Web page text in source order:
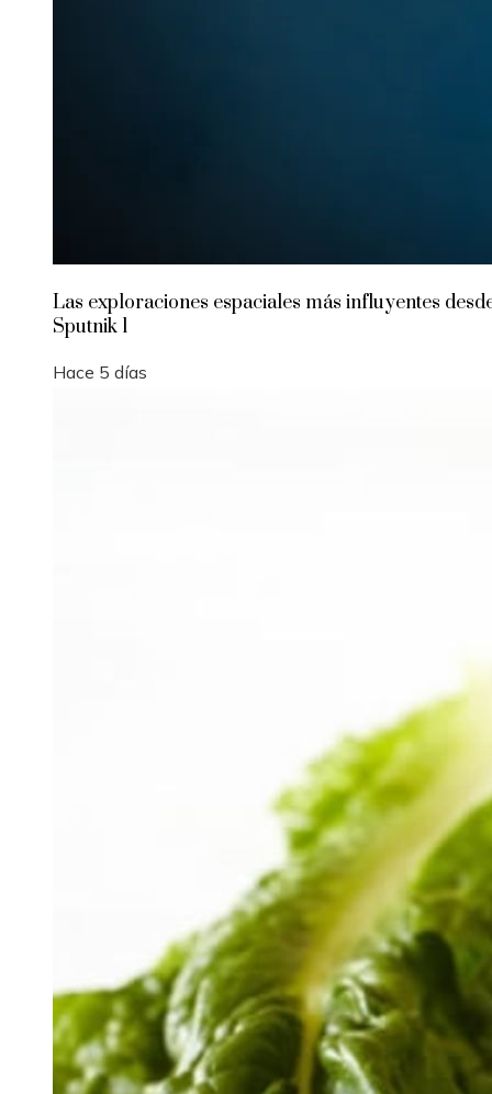
Las exploraciones espaciales más influyentes
Sputnik 1
Hace 5 días